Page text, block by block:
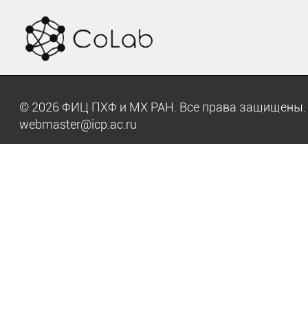
© 2026 ФИЦ ПХФ и МХ РАН. Все права
webmaster@icp.ac.ru